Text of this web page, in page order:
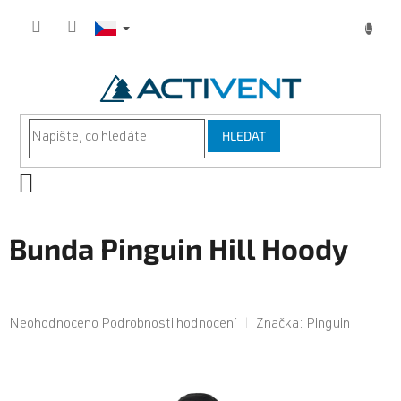
HLEDAT
Bunda Pinguin Hill Hoody
Průměrné
Neohodnoceno Podrobnosti hodnocení Značka: Pinguin